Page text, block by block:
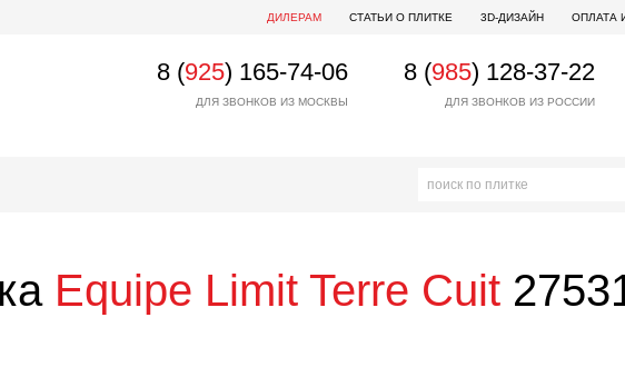
ДИЛЕРАМ СТАТЬИ О ПЛИТКЕ 3D-ДИЗАЙН ОПЛАТА
8 (925) 165-74-06
ДЛЯ ЗВОНКОВ ИЗ МОСКВЫ
8 (985) 128-37-22
ДЛЯ ЗВОНКОВ ИЗ РОССИИ
Equipe Limit Terre Cuit